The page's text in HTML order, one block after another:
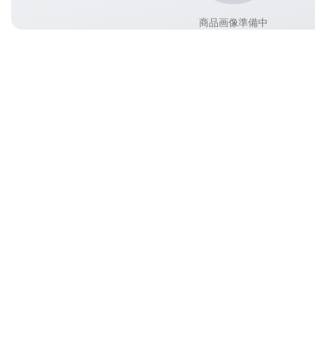
商品画像準備中